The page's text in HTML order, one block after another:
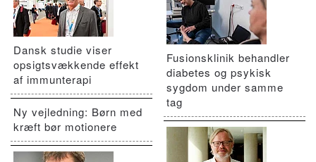
Dansk studie viser
opsigtsvækkende effekt
af immunterapi
Ny vejledning: Børn med
kræft bør motionere
Fusionsklinik behandler
diabetes og psykisk
sygdom under samme
tag